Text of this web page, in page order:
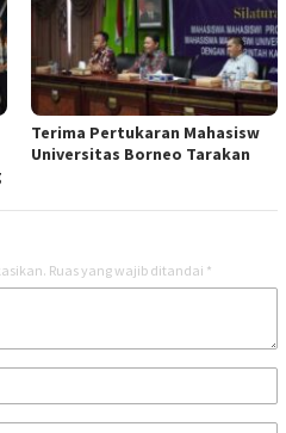
Terima Pertukaran Mahasisw
Universitas Borneo Tarakan
Ruas yang wajib ditandai *